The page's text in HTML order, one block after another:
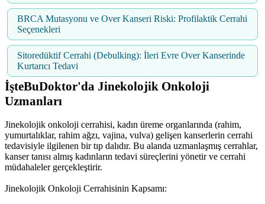
BRCA Mutasyonu ve Over Kanseri Riski: Profilaktik Cerrahi
Seçenekleri
Sitoredüktif Cerrahi (Debulking): İleri Evre Over Kanserinde
Kurtarıcı Tedavi
İşteBuDoktor'da Jinekolojik Onkoloji
Uzmanları
Jinekolojik onkoloji cerrahisi, kadın üreme organlarında (rahim,
yumurtalıklar, rahim ağzı, vajina, vulva) gelişen kanserlerin cerrahi
tedavisiyle ilgilenen bir tıp dalıdır. Bu alanda uzmanlaşmış cerrahlar,
kanser tanısı almış kadınların tedavi süreçlerini yönetir ve cerrahi
müdahaleler gerçekleştirir.
Jinekolojik Onkoloji Cerrahisinin Kapsamı: